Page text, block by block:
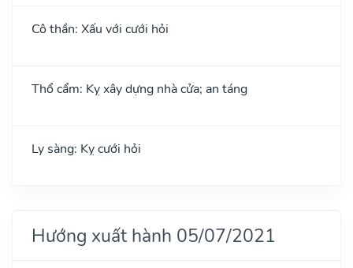
Cô thần: Xấu với cưới hỏi
Thổ cẩm: Kỵ xây dựng nhà cửa; an táng
Ly sàng: Kỵ cưới hỏi
Hướng xuất hành 05/07/2021